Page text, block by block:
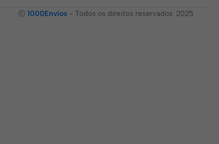
Ⓒ 1000Envíos - Todos os direitos reservados. 2025